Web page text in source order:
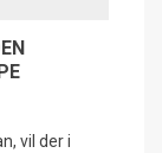
vil der i